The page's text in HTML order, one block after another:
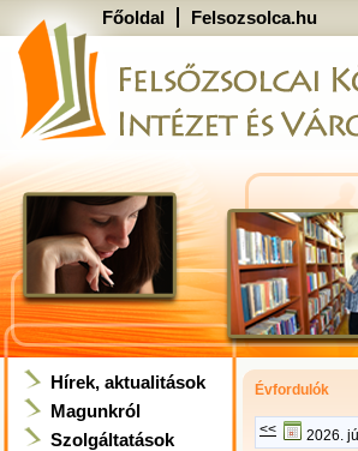
Főoldal Felsozsolca.hu
Hírek, aktualitások
Magunkról
Szolgáltatások
Évfordulók
<<
2026.